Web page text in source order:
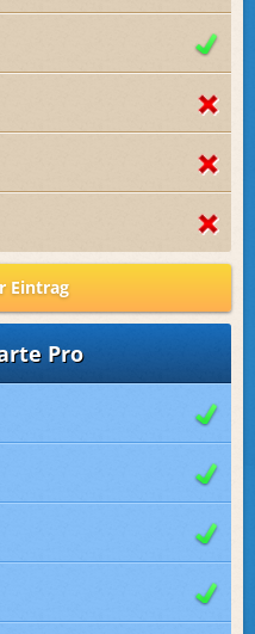
Eintrag
Pro